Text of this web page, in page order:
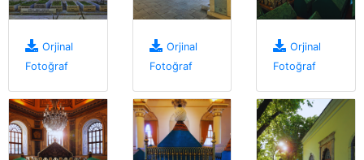
Orjinal
Fotoğraf
Orjinal
Fotoğraf
Orjinal
Fotoğraf